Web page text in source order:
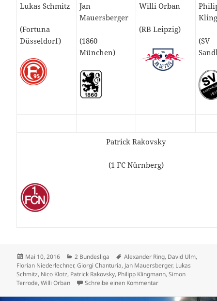
Lukas Schmitz
(Fortuna
Düsseldorf)
Jan
Mauersberger
(1860
München)
Willi Orban
(RB Leipzig)
(SV
Patrick Rakovsky
(1 FC Nürnberg)
Veröffentlicht
am
Mai 10, 2016 Kategorien
2 Bundesliga Schlagwörter
Alexander Ring, David Ulm,
Florian Niederlechner,Giorgi Chanturia, Jan Mauersberger, Lukas
Schmitz, Nico Klotz, Patrick Rakovsky, Philipp Klingmann,Simon
Terrode,Willi Orban Schreibe einen Kommentarzu Duisburg kann es